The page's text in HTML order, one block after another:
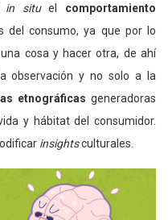
in situel comportamiento
del consumo, ya que por lo
cosa y hacer otra, de ahí
observación y no solo a la
etnográficas generadoras
y hábitat del consumidor.
insightsculturales.